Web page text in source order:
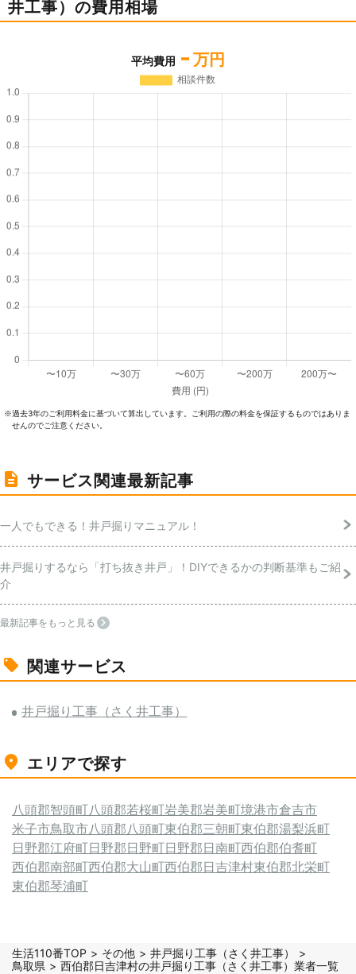
井工事）の費用相場
平均費用 - 万円
※過去3年のご利⽤料⾦に基づいて算出しています。ご利⽤の際の料⾦を保証するものではありま
せんのでご注意ください。
サービス関連最新記事
一人でもできる！井戸掘りマニュアル！
井戸掘りするなら「打ち抜き井戸」！DIYできるかの判断基準もご紹
介
最新記事をもっと見る
関連サービス
井戸掘り工事（さく井工事）
エリアで探す
八頭郡智頭町八頭郡若桜町岩美郡岩美町境港市倉吉市
米子市鳥取市八頭郡八頭町東伯郡三朝町東伯郡湯梨浜町
日野郡江府町日野郡日野町日野郡日南町西伯郡伯耆町
西伯郡南部町西伯郡大山町西伯郡日吉津村東伯郡北栄町
東伯郡琴浦町
生活110番TOP その他
井戸掘り工事（さく井工事）
鳥取県
西伯郡日吉津村の井戸掘り工事（さく井工事）業者一覧